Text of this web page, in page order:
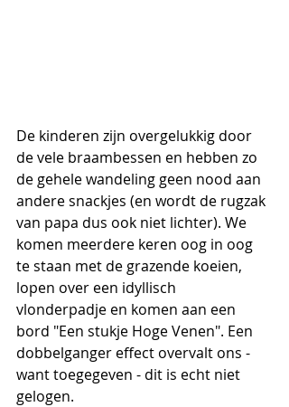
De kinderen zijn overgelukkig door
de vele braambessen en hebben zo
de gehele wandeling geen nood aan
andere snackjes (en wordt de rugzak
van papa dus ook niet lichter). We
komen meerdere keren oog in oog
te staan met de grazende koeien,
lopen over een idyllisch
vlonderpadje en komen aan een
bord "Een stukje Hoge Venen". Een
dobbelganger effect overvalt ons -
want toegegeven - dit is echt niet
gelogen.